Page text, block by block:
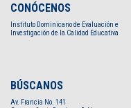
CONÓCENOS
Instituto Dominicano de Evaluación e
Investigación de la Calidad Educativa
BÚSCANOS
Av. Francia No. 141